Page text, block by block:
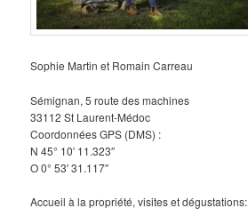
Sophie Martin et Romain Carreau
Sémignan, 5 route des machines
33112 St Laurent-Médoc
Coordonnées GPS (DMS) :
N 45° 10′ 11.323″
O 0° 53′ 31.117″
Accueil à la propriété, visites et dégustations: